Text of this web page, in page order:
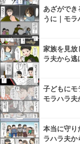
あざができ
うに｜モ
家族を見放
ラ夫から
子どもにモ
モラハラ
本当に守り
ラハラ夫